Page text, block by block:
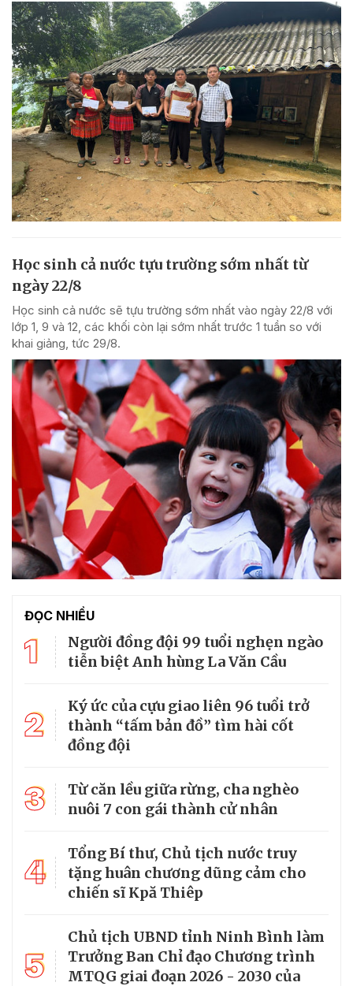
Học sinh cả nước tựu trường sớm nhất từ
ngày 22/8
Học sinh cả nước sẽ tựu trường sớm nhất vào ngày 22/8 với
lớp 1, 9 và 12, các khối còn lại sớm nhất trước 1 tuần so với
khai giảng, tức 29/8.
ĐỌC NHIỀU
1
Người đồng đội 99 tuổi nghẹn ngào
tiễn biệt Anh hùng La Văn Cầu
2
Ký ức của cựu giao liên 96 tuổi trở
thành “tấm bản đồ” tìm hài cốt
đồng đội
3
Từ căn lều giữa rừng, cha nghèo
nuôi 7 con gái thành cử nhân
4
Tổng Bí thư, Chủ tịch nước truy
tặng huân chương dũng cảm cho
chiến sĩ Kpă Thiêp
5
Chủ tịch UBND tỉnh Ninh Bình làm
Trưởng Ban Chỉ đạo Chương trình
MTQG giai đoạn 2026 - 2030 của